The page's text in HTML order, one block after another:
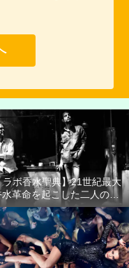
ラボ香水聖典】21世紀最大
革命を起こした二人の男
たち